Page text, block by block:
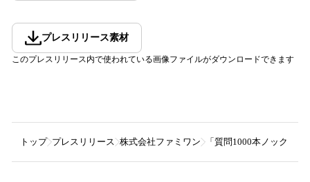
プレスリリース素材
このプレスリリース内で使われている画像ファイルがダウンロードできます
トップ プレスリリース 株式会社ファミワン 「質問1000本ノック！